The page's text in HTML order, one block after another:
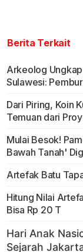
Berita Terkait
Arkeolog
Sulawesi:
Dari Piring, Koin
Temuan dari
Mulai Besok!
Bawah Tanah'
Artefak Batu
Hitung Nilai
Bisa Rp 20 T